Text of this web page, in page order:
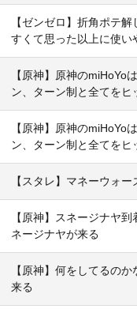
【ゼンゼロ】折角ポテ
すくて思った以上に使い
【原神】原神のmiHoYo
ン、ターン制と全てを
【原神】原神のmiHoYo
ン、ターン制と全てを
【スタレ】マネーウォ
【原神】スネージナヤ
ネージナヤが来る
【原神】何をしてるの
来る